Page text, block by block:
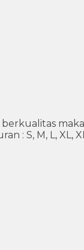
S, M, L, XL,